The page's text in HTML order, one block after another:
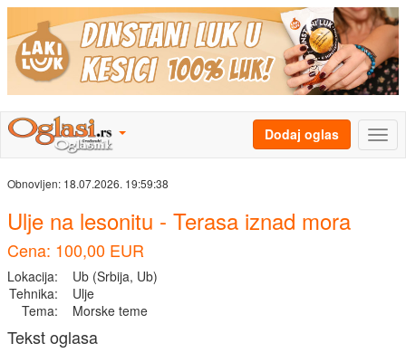
Dodaj oglas
Obnovljen: 18.07.2026. 19:59:38
Ulje na lesonitu - Terasa iznad mora
Cena: 100,00 EUR
Lokacija:
Ub (Srbija, Ub)
Tehnika:
Ulje
Tema:
Morske teme
Tekst oglasa